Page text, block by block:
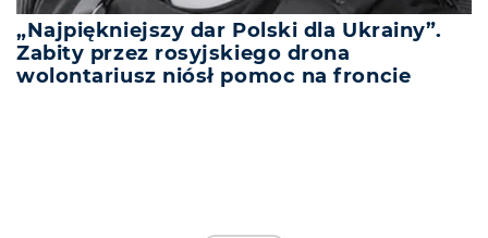
„Najpiękniejszy dar Polski dla Ukrainy”.
Zabity przez rosyjskiego drona
wolontariusz niósł pomoc na froncie